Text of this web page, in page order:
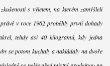
s výletem, na kterém zamýšleli
v roce 1962 proběhly první dohady
tehdy asi 40 kilogramů, kdy jedna
se potom kuchaly a nakládaly na dvoře